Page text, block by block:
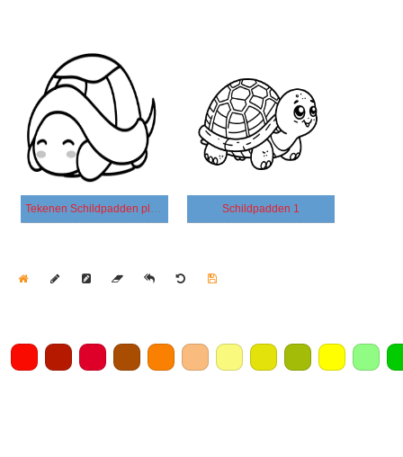
Tekenen Schildpadden plezier Schildpadden 1